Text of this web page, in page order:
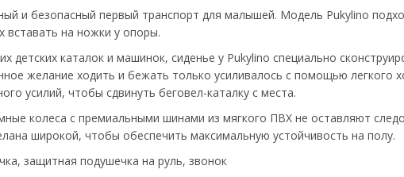
и безопасный первый транспорт для малышей. Модель Pukylino
вставать на ножки у опоры.
детских каталок и машинок, сиденье у Pukylino специально
желание ходить и бежать только усиливалось с помощью легкого
усилий, чтобы сдвинуть беговел-каталку с места.
колеса с премиальными шинами из мягкого ПВХ не оставляют
широкой, чтобы обеспечить максимальную устойчивость на полу.
защитная подушечка на руль, звонок